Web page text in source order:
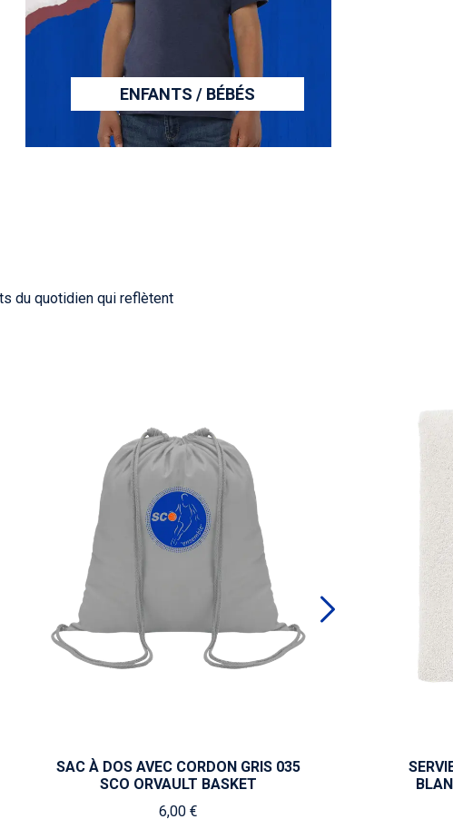
ENFANTS / BÉBÉS
du quotidien qui reflètent
SAC À DOS AVEC CORDON GRIS 035
SCO ORVAULT BASKET
6,00 €